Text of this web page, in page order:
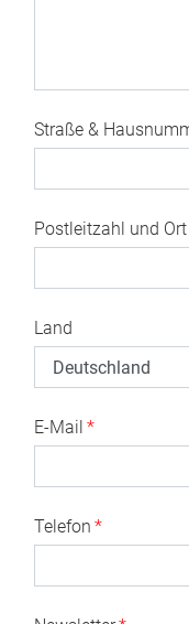
Straße &
Postleitzahl und Ort
Land
E-Mail *
Telefon *